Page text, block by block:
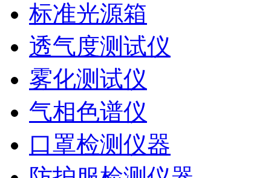
标准光源箱
透气度测试仪
雾化测试仪
气相色谱仪
口罩检测仪器